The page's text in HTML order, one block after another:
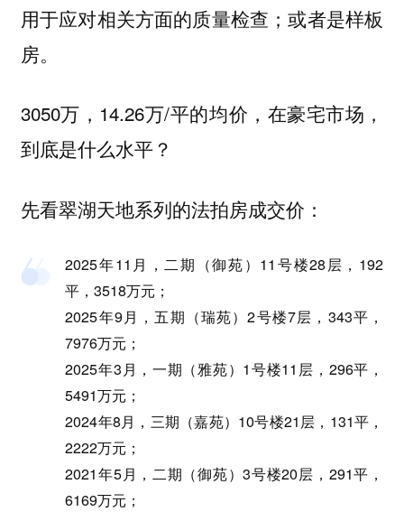
用于应对相关方面的质量检查；或者是样板
房。
3050万，14.26万/平的均价，在豪宅市场，
到底是什么水平？
先看翠湖天地系列的法拍房成交价 ：
2025年11月，二期（御苑）11号楼28层，192
平，3518万元；
2025年9月，五期（瑞苑）2号楼7层，343平，
7976万元；
2025年3月，一期（雅苑）1号楼11层，296平，
5491万元；
2024年8月，三期（嘉苑）10号楼21层，131平，
2222万元；
2021年5月，二期（御苑）3号楼20层，291平，
6169万元；